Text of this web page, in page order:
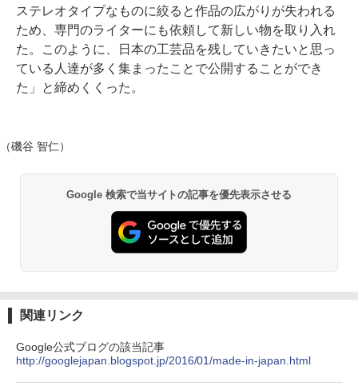
ステレオタイプなものに絞ると作品の広がりが失われる
ため、専門のライターにも依頼して新しい物を取り入れ
た。このように、日本の工芸品を残していきたいと思っ
ている人達が多く集まったことで公開することができ
た」と締めくくった。
（磯谷 智仁）
Google 検索で当サイトの記事を優先表示させる
関連リンク
Google公式ブログの該当記事
http://googlejapan.blogspot.jp/2016/01/made-in-japan.html